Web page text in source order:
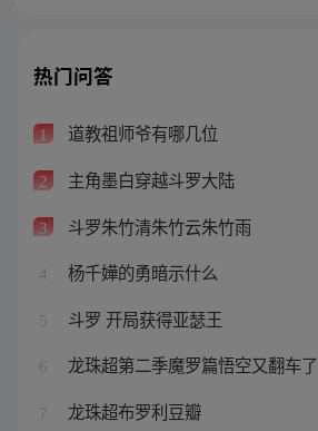
热门问答
1 道教祖师爷有哪几位
2 主角墨白穿越斗罗大陆
3 斗罗朱竹清朱竹云朱竹雨
4 杨千嬅的勇暗示什么
5 斗罗 开局获得亚瑟王
6 龙珠超第二季魔罗篇悟空又翻车了
7 龙珠超布罗利豆瓣